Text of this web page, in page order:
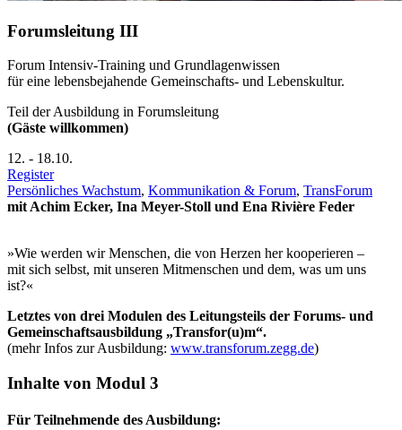
Forumsleitung III
Forum Intensiv-Training und Grundlagenwissen
für eine lebensbejahende Gemeinschafts- und Lebenskultur.
Teil der Ausbildung in Forumsleitung
(Gäste willkommen)
12. - 18.10.
Register
Persönliches Wachstum, Kommunikation & Forum, TransForum
mit Achim Ecker, Ina Meyer-Stoll und Ena Rivière Feder
»Wie werden wir Menschen, die von Herzen her kooperieren –
mit sich selbst, mit unseren Mitmenschen und dem, was um uns
ist?«
Letztes von drei Modulen des Leitungsteils der Forums- und
Gemeinschaftsausbildung „Transfor(u)m“.
(mehr Infos zur Ausbildung: www.transforum.zegg.de)
Inhalte von Modul 3
Für Teilnehmende des Ausbildung: